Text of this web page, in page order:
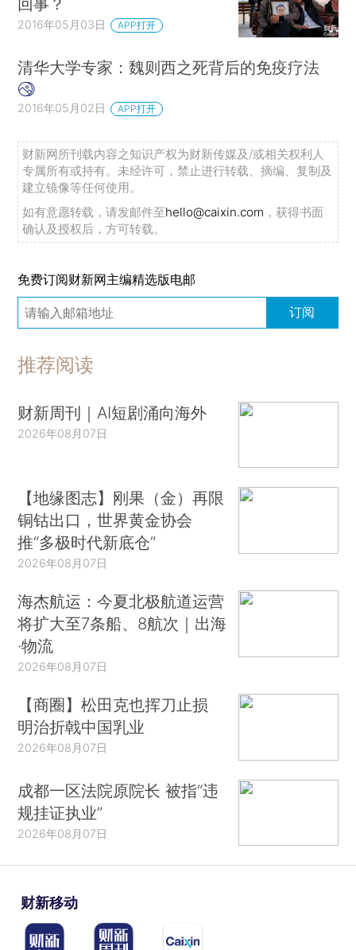
2016年05月03日 APP打开
清华大学专家：魏则西之死背后的免疫疗法
2016年05月02日 APP打开
财新网所刊载内容之知识产权为财新传媒及/或相关权利人
专属所有或持有。未经许可，禁止进行转载、摘编、复制及
建立镜像等任何使用。
如有意愿转载，请发邮件至hello@caixin.com ，获得书面
确认及授权后，方可转载。
免费订阅财新网主编精选版电邮
订阅
推荐阅读
财新周刊｜AI短剧涌向海外
2026年08月07日
【地缘图志】刚果（金）再限
铜钴出口，世界黄金协会
推“多极时代新底仓”
2026年08月07日
海杰航运：今夏北极航道运营
将扩大至7条船、8航次｜出海
·物流
2026年08月07日
【商圈】松田克也挥刀止损
明治折戟中国乳业
2026年08月07日
成都一区法院原院长 被指“违
规挂证执业”
2026年08月07日
财新移动